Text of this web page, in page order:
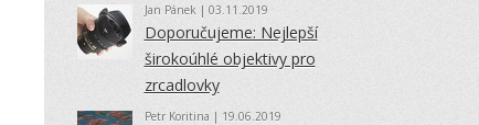
Jan Pánek| 03.11.2019
Doporučujeme: Nejlepší
širokoúhlé objektivy pro
zrcadlovky
Petr Koritina | 19.06.2019